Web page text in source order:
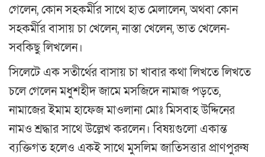
গেলেন, কোন সহকর্মীর সাথে হাত মেলালেন, অথবা কোন
সহকর্মীর বাসায় চা খেলেন, নাস্তা খেলেন, ভাত খেলেন-
সবকিছু লিখলেন।
সিলেটে এক সতীর্থের বাসায় চা খাবার কথা লিখতে লিখতে
চলে গেলেন মধুশহীদ জামে মসজিদে নামাজ পড়তে,
নামাজের ইমাম হাফেজ মাওলানা মোঃ মিসবাহ উদ্দিনের
নামও শ্রদ্ধার সাথে উল্লেখ করলেন। বিষয়গুলো একান্ত
ব্যক্তিগত হলেও একই সাথে মুসলিম জাতিসত্তার প্রাণপুরুষ